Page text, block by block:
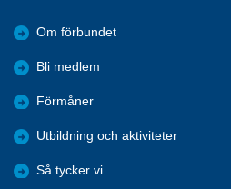
Om förbundet
Bli medlem
Förmåner
Utbildning och aktiviteter
Så tycker vi